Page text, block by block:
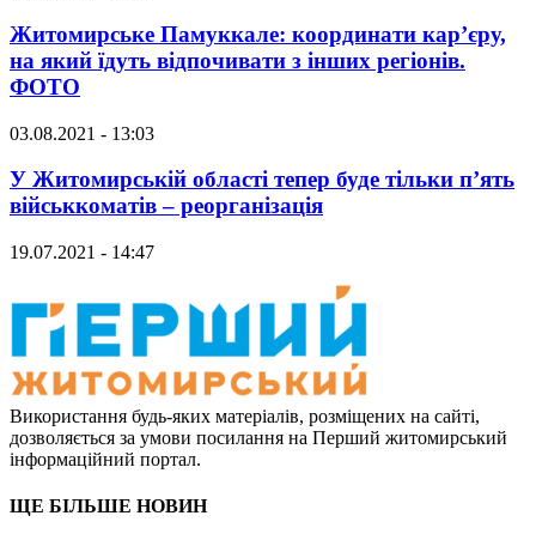
Житомирське Памуккале: координати кар’єру,
на який їдуть відпочивати з інших регіонів.
ФОТО
03.08.2021 - 13:03
У Житомирській області тепер буде тільки п’ять
військкоматів – реорганізація
19.07.2021 - 14:47
Використання будь-яких матеріалів, розміщених на сайті,
дозволяється за умови посилання на Перший житомирський
інформаційний портал.
ЩЕ БІЛЬШЕ НОВИН